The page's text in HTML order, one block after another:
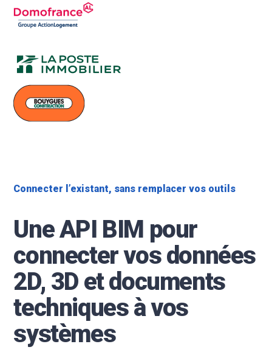
Connecter l’existant, sans remplacer vos outils
Une API BIM pour
connecter vos données
2D, 3D et documents
techniques à vos
systèmes